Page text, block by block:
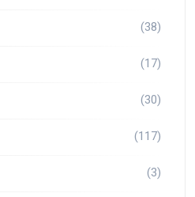
(38)
(17)
(30)
(117)
(3)